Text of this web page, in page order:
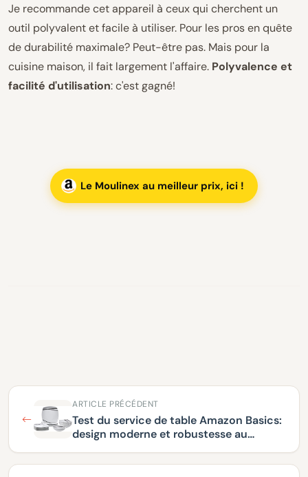
Je recommande cet appareil à ceux qui cherchent un
outil polyvalent et facile à utiliser. Pour les pros en quête
de durabilité maximale? Peut-être pas. Mais pour la
cuisine maison, il fait largement l'affaire. Polyvalence et
facilité d'utilisation: c'est gagné!
Le Moulinex au meilleur prix, ici !
ARTICLE PRÉCÉDENT
Test du service de table Amazon Basics:
design moderne et robustesse au